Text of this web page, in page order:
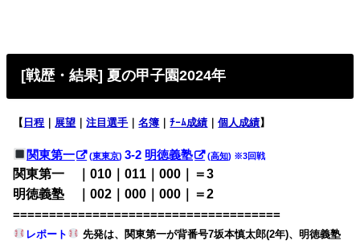
[戦歴・結果] 夏の甲子園2024年
【 日程 展望 ｜注目選手 ｜名簿 ｜ﾁｰﾑ成績 ｜個人成績】
関東第一 (東東京)3-2 明徳義塾 (高知) ※3回戦
関東第一 ｜010｜011｜000｜＝3
明徳義塾 ｜002｜000｜000｜＝2
=====================================
レポート
先発は、関東第一が背番号7坂本慎太郎(2年)、明徳義塾